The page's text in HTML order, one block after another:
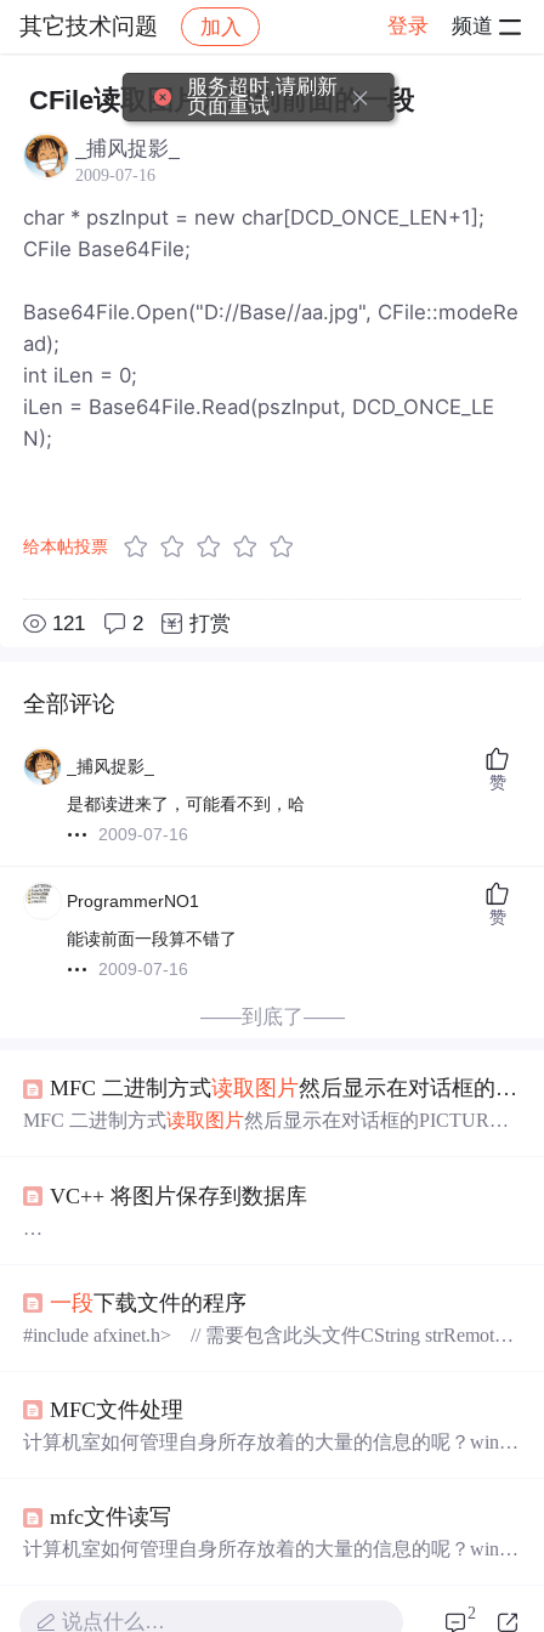
其它技术问题 加入 登录 频道
社区 其它技术问题 帖子详情
CFile读取图片只取到前面的一段
_捕风捉影_
2009-07-16
char * pszInput = new char[DCD_ONCE_LEN+1];
CFile Base64File;
Base64File.Open("D://Base//aa.jpg", CFile::modeRe
ad);
int iLen = 0;
iLen = Base64File.Read(pszInput, DCD_ONCE_LE
N);
给本帖投票
121 2 打赏
全部评论
_捕风捉影_
是都读进来了，可能看不到，哈
2009-07-16
赞
ProgrammerNO1
能读前面一段算不错了
2009-07-16
赞
——到底了——
MFC 二进制方式读取图片然后显示在对话框的PICTURE控件上
MFC 二进制方式读取图片然后显示在对话框的PICTURE
VC++ 将图片保存到数据库
S | OFN_ FILEMUSTEXIST | OFN_PATHMUSTEXIST | OF
N_ALLOWMULTISELECT |OFN_HIDEREADONLY, MAX
一段下载文件的程序
#include afxinet.h> // 需要包含此头文件CString strRemot
{ // 以二进制形式下载 CInternetSes
MFC文件处理
计算机室如何管理自身所存放着的大量的信息的呢？windo
存储的文件技术 什么是文件？计算机中，一篇文章、一幅
图片、一个程序等都是以文件的形式存储在磁盘上的，每
使用文件？ 通...
mfc文件读写
计算机室如何管理自身所存放着的大量的信息的呢？windo
存储的文件技术 什么是文件？计算机中，一篇文章、一幅
说点什么… 2
服务超时,请刷新
页面重试